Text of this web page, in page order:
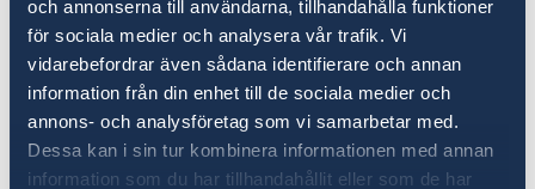
och annonserna till användarna, tillhandahålla funktioner
för sociala medier och analysera vår trafik. Vi
vidarebefordrar även sådana identifierare och annan
information från din enhet till de sociala medier och
annons- och analysföretag som vi samarbetar med.
Dessa kan i sin tur kombinera informationen med annan
information som du har tillhandahållit eller som de har
I vissa fall kan även bilaterala
investeringsskyddsavtal vara aktuella.
Har du eller ditt företag stött på
handelshinder?
Då är du välkommen att kontakta oss. Maila